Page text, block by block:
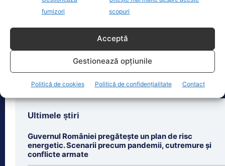
furnizori
scopuri
Acceptă
Gestionează opțiunile
Politică de cookies Politică de confidențialitate Contact
execută 11 ani de…
cucerit un titlu mondial la box
profesionist, este din nou în centrul
atenției după[...]
Ultimele știri
Guvernul României pregătește un plan de risc
energetic. Scenarii precum pandemii, cutremure și
conflicte armate